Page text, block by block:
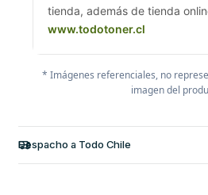
tienda, además de tienda
www.todotoner.cl
* Imágenes referenciales, no
imagen del
Despacho a Todo Chile